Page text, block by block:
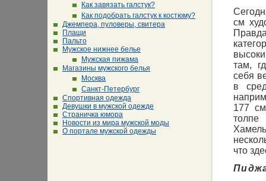
Как завязать галстук?
Как подобрать галстук к костюму?
Джемпера, пуловеры, свитера
Плащи
Пальто
Мужское нижнее белье
Мужская пижама
Магазины мужского белья
Москва
Санкт-Петербург
Спортивная одежда
Девушки в мужской одежде
Страничка юмора
Новости из мира мужской моды
О портале мужской одежды
см
там,
себя
в
177
что